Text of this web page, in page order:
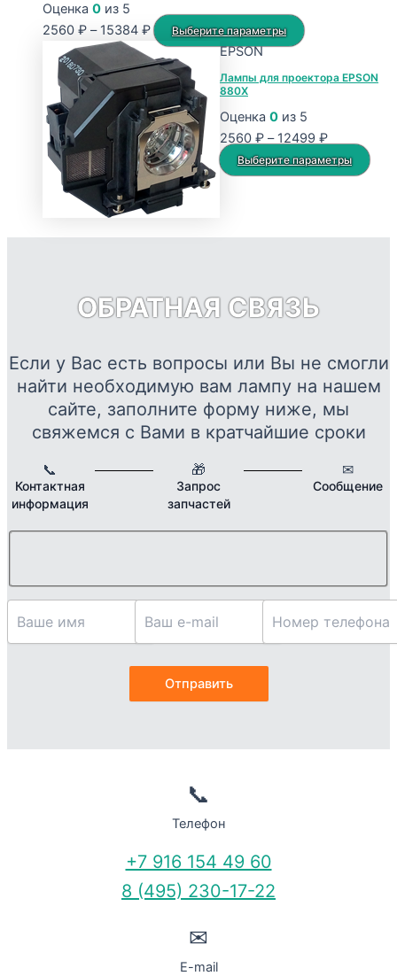
Оценка 0 из 5
2560 ₽ – 15384 ₽Диапазон
цен:
2560 ₽
–
15384 ₽
Выберите параметры
Этот
имеет
вариаций.
Опции
можно
выбрать
товара.
EPSON
Лампы для проектора EPSON
880X
Оценка 0 из 5
2560 ₽ – 12499 ₽Диапазон
цен:
2560 ₽
Выберите параметры
ОБРАТНАЯ СВЯЗЬ
Если у Вас есть вопросы или Вы не смогли
найти необходимую вам лампу на нашем
сайте, заполните форму ниже, мы
свяжемся с Вами в кратчайшие сроки
📞
Контактная
информация
🎁
Запрос
запчастей
✉
Сообщение
📞
Телефон
+7 916 154 49 60
8 (495) 230-17-22
✉
E-mail